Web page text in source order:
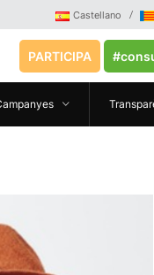
Castellano
PARTICIPA